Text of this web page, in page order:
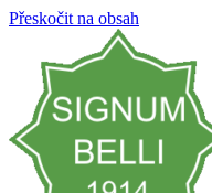
Přeskočit na obsah